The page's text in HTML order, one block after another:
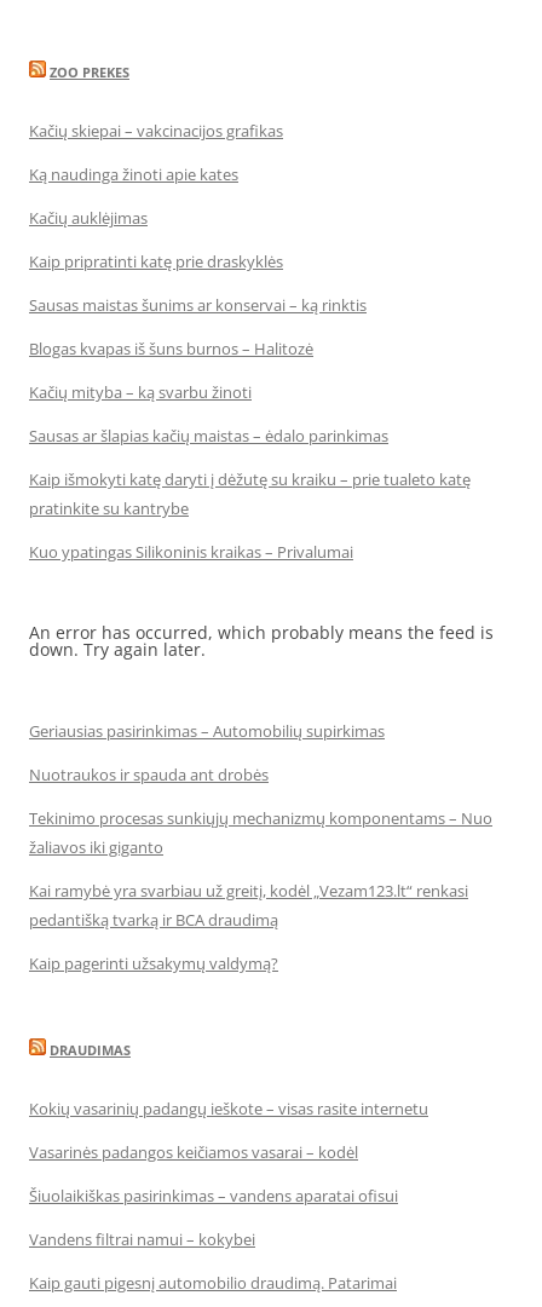
ZOO PREKES
Kačių skiepai – vakcinacijos grafikas
Ką naudinga žinoti apie kates
Kačių auklėjimas
Kaip pripratinti katę prie draskyklės
Sausas maistas šunims ar konservai – ką rinktis
Blogas kvapas iš šuns burnos – Halitozė
Kačių mityba – ką svarbu žinoti
Sausas ar šlapias kačių maistas – ėdalo parinkimas
Kaip išmokyti katę daryti į dėžutę su kraiku – prie tualeto katę
pratinkite su kantrybe
Kuo ypatingas Silikoninis kraikas – Privalumai
An error has occurred, which probably means the feed is
down. Try again later.
Geriausias pasirinkimas – Automobilių supirkimas
Nuotraukos ir spauda ant drobės
Tekinimo procesas sunkiųjų mechanizmų komponentams – Nuo
žaliavos iki giganto
Kai ramybė yra svarbiau už greitį, kodėl „Vezam123.lt“ renkasi
pedantišką tvarką ir BCA draudimą
Kaip pagerinti užsakymų valdymą?
DRAUDIMAS
Kokių vasarinių padangų ieškote – visas rasite internetu
Vasarinės padangos keičiamos vasarai – kodėl
Šiuolaikiškas pasirinkimas – vandens aparatai ofisui
Vandens filtrai namui – kokybei
Kaip gauti pigesnį automobilio draudimą. Patarimai